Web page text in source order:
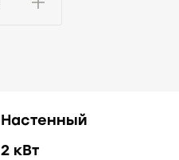
Настенный
2 кВт